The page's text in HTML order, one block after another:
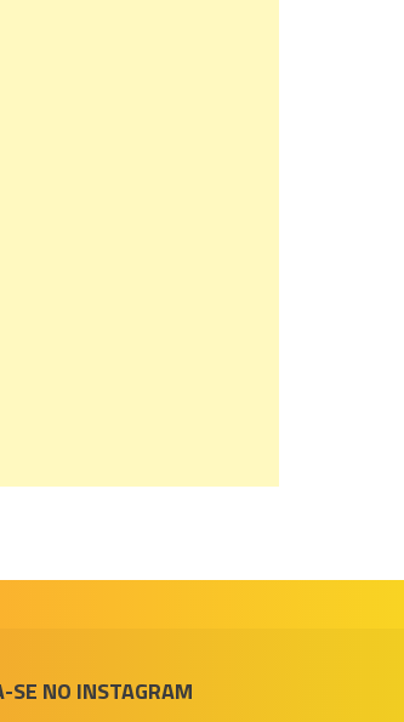
SE NO INSTAGRAM